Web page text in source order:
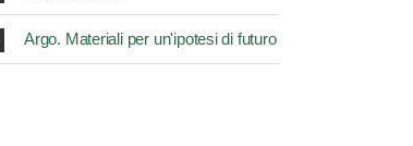
Argo. Materiali per un'ipotesi di futuro